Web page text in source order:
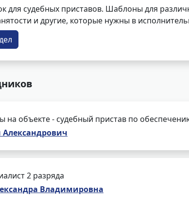
для судебных приставов. Шаблоны для
и другие, которые нужны в
на объекте - судебный пристав по
Александрович
2 разряда
Владимировна